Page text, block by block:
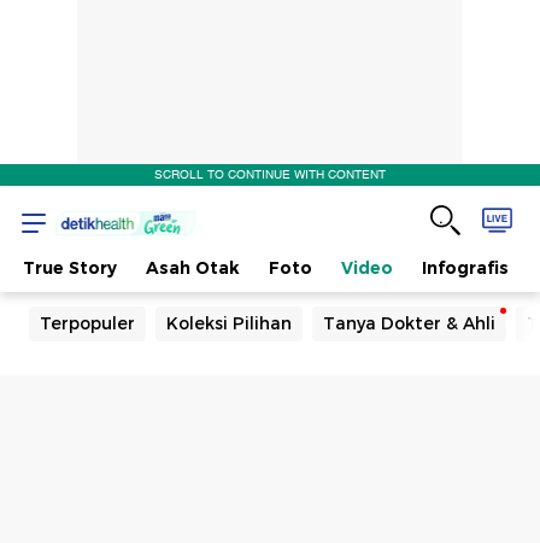
SCROLL TO CONTINUE WITH CONTENT
True Story Asah Otak Foto Video Infografis
Terpopuler Koleksi Pilihan Tanya Dokter & Ahli